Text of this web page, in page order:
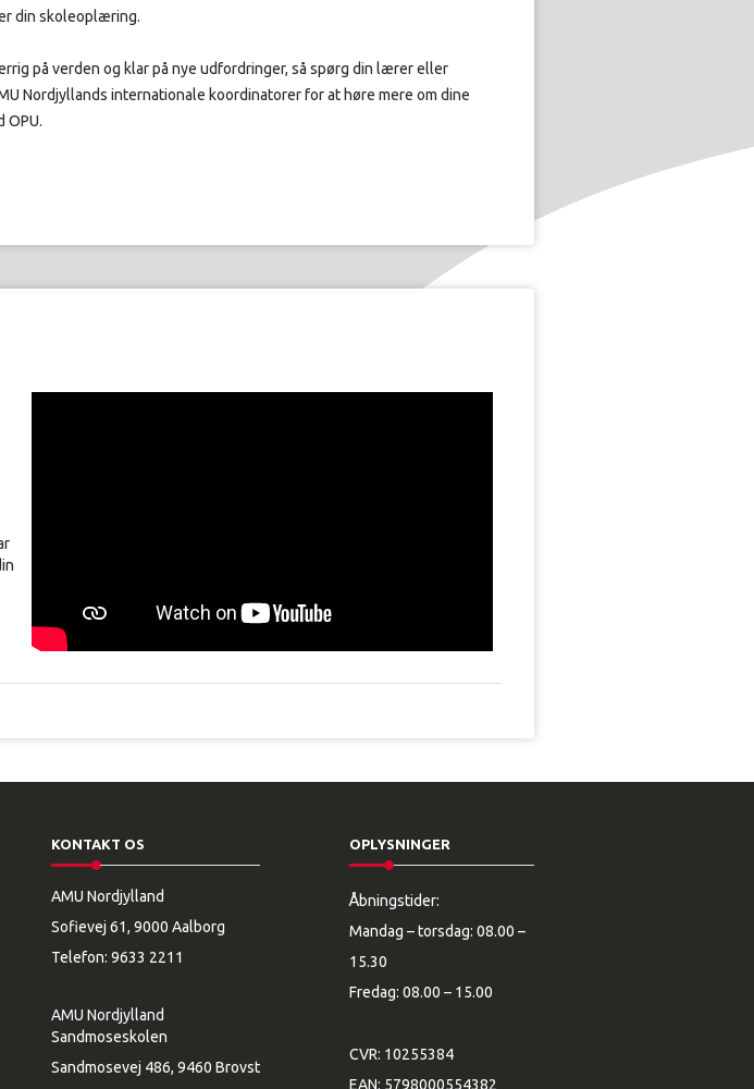
din skoleoplæring.
på verden og klar på nye udfordringer, så spørg din lærer eller
Nordjyllands internationale koordinatorer for at høre mere om dine
OPU.
KONTAKT OS
AMU Nordjylland
Sofievej 61, 9000 Aalborg
Telefon: 9633 2211
AMU Nordjylland
Sandmoseskolen
Sandmosevej 486, 9460 Brovst
OPLYSNINGER
Åbningstider:
Mandag – torsdag: 08.00 –
15.30
Fredag: 08.00 – 15.00
CVR: 10255384
EAN: 5798000554382